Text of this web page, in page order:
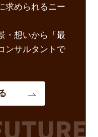
求められるニー
・想いから「最
ンサルタントで